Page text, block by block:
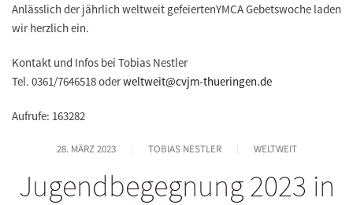
Anlässlich der jährlich weltweit gefeiertenYMCA Gebetswoche laden
wir herzlich ein.
Kontakt und Infos bei Tobias Nestler
Tel. 0361/7646518 oderweltweit@cvjm-thueringen.de
Aufrufe: 163282
28. MÄRZ 2023 TOBIAS NESTLER WELTWEIT
Jugendbegegnung 2023 in